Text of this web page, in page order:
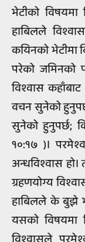
भेटीको
हाबिलले
कयिनको भेटीमा
परेको जमिनको
विश्वास
वचन सुनेको
सुनेको हुनुपर्छ;
१०:१७ )।
अन्धविश्वास हो।
ग्रहणयोग्य
हाबिलले के बुझे
यसको विषयमा